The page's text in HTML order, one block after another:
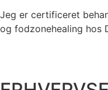
Jeg er certificeret
og fodzonehealing hos